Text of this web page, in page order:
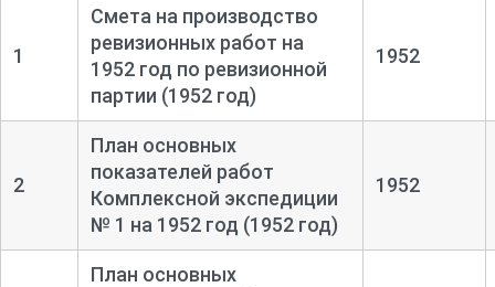
1
Смета на производство
ревизионных работ на
1952 год по ревизионной
партии (1952 год)
1952
2
План основных
показателей работ
Комплексной экспедиции
№ 1 на 1952 год (1952 год)
1952
План основных